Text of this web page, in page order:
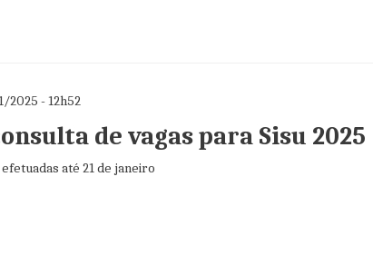
2025 - 12h52
de vagas para Sisu 2025
até 21 de janeiro